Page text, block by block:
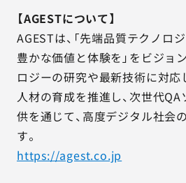
【AGESTについて】
AGESTは、「先端品質テクノロ
豊かな価値と体験を」をビジョ
ロジーの研究や最新技術に対応
人材の育成を推進し、次世代
供を通じて、高度デジタル社会
す。
https://agest.co.jp